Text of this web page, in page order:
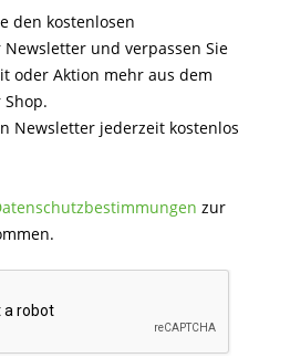
den kostenlosen
und verpassen Sie
oder Aktion mehr aus dem
Newsletter jederzeit kostenlos
zur